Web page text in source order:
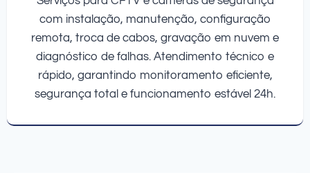
com instalação, manutenção, configuração
remota, troca de cabos, gravação em nuvem e
diagnóstico de falhas. Atendimento técnico e
rápido, garantindo monitoramento eficiente,
segurança total e funcionamento estável 24h.